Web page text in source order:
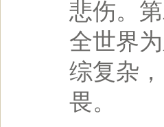
悲伤。
全世界
综复杂
畏。